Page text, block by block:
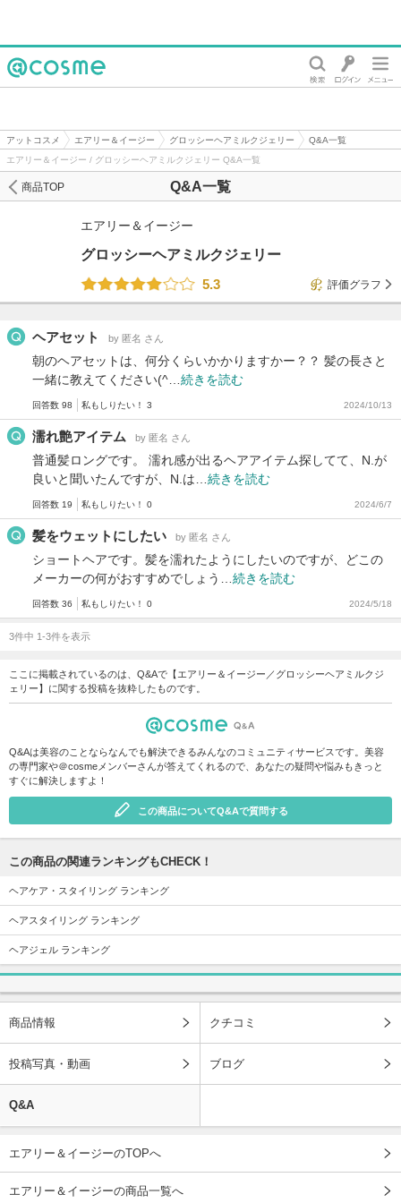
アットコスメ エアリー＆イージー グロッシーヘアミルクジェリー
Q&A一覧
エアリー＆イージー / グロッシーヘアミルクジェリー Q&A一覧
Q&A一覧
商品TOP
エアリー＆イージー
グロッシーヘアミルクジェリー
5.3
評価グラフ
ヘアセット by 匿名 さん
朝のヘアセットは、何分くらいかかりますかー？？ 髪の長さと
一緒に教えてください(^… 続きを読む
回答数 98 私もしりたい！ 3 2024/10/13
濡れ艶アイテム by 匿名 さん
普通髪ロングです。 濡れ感が出るヘアアイテム探してて、N.が
良いと聞いたんですが、N.は… 続きを読む
回答数 19 私もしりたい！ 0 2024/6/7
髪をウェットにしたい by 匿名 さん
ショートヘアです。髪を濡れたようにしたいのですが、どこの
メーカーの何がおすすめでしょう… 続きを読む
回答数 36 私もしりたい！ 0 2024/5/18
3件中 1-3件を表示
ここに掲載されているのは、Q&Aで【エアリー＆イージー／グロッシーヘアミルクジ
ェリー】に関する投稿を抜粋したものです。
Q&Aは美容のことならなんでも解決できるみんなのコミュニティサービスです。美容
の専門家や＠cosmeメンバーさんが答えてくれるので、あなたの疑問や悩みもきっと
すぐに解決しますよ！
この商品についてQ&Aで質問する
この商品の関連ランキングもCHECK！
ヘアケア・スタイリング ランキング
ヘアスタイリング ランキング
ヘアジェル ランキング
商品情報 クチコミ
投稿写真・動画 ブログ
Q&A
エアリー＆イージーのTOPへ
エアリー＆イージーの商品一覧へ